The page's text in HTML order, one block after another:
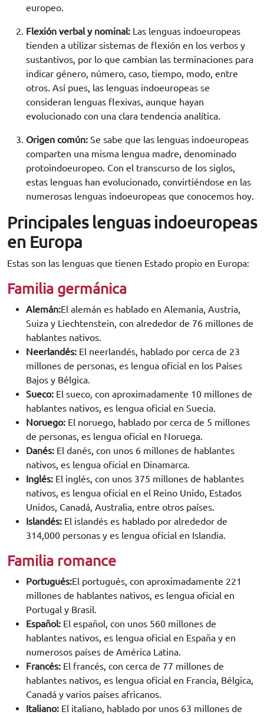
europeo.
Flexión verbal y nominal: Las lenguas indoeuropeas
tienden a utilizar sistemas de flexión en los verbos y
sustantivos, por lo que cambian las terminaciones para
indicar género, número, caso, tiempo, modo, entre
otros. Así pues, las lenguas indoeuropeas se
consideran lenguas flexivas, aunque hayan
evolucionado con una clara tendencia analítica.
Origen común: Se sabe que las lenguas indoeuropeas
comparten una misma lengua madre, denominado
protoindoeuropeo. Con el transcurso de los siglos,
estas lenguas han evolucionado, convirtiéndose en las
numerosas lenguas indoeuropeas que conocemos hoy.
Principales lenguas indoeuropeas
en Europa
Estas son las lenguas que tienen Estado propio en Europa:
Familia germánica
Alemán:El alemán es hablado en Alemania, Austria,
Suiza y Liechtenstein, con alrededor de 76 millones de
hablantes nativos.
Neerlandés: El neerlandés, hablado por cerca de 23
millones de personas, es lengua oficial en los Países
Bajos y Bélgica.
Sueco: El sueco, con aproximadamente 10 millones de
hablantes nativos, es lengua oficial en Suecia.
Noruego: El noruego, hablado por cerca de 5 millones
de personas, es lengua oficial en Noruega.
Danés: El danés, con unos 6 millones de hablantes
nativos, es lengua oficial en Dinamarca.
Inglés: El inglés, con unos 375 millones de hablantes
nativos, es lengua oficial en el Reino Unido, Estados
Unidos, Canadá, Australia, entre otros países.
Islandés: El islandés es hablado por alrededor de
314,000 personas y es lengua oficial en Islandia.
Familia romance
Portugués:El portugués, con aproximadamente 221
millones de hablantes nativos, es lengua oficial en
Portugal y Brasil.
Español: El español, con unos 560 millones de
hablantes nativos, es lengua oficial en España y en
numerosos países de América Latina.
Francés: El francés, con cerca de 77 millones de
hablantes nativos, es lengua oficial en Francia, Bélgica,
Canadá y varios países africanos.
Italiano: El italiano, hablado por unos 63 millones de